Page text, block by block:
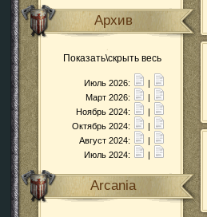
Архив
Показать\скрыть весь
Июль 2026:
|
Март 2026:
|
Ноябрь 2024:
|
Октябрь 2024:
|
Август 2024:
|
Июль 2024:
|
Arcania